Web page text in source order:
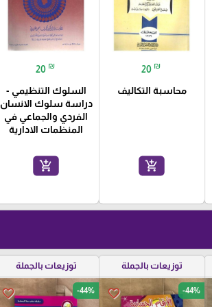
20 ₪
محاسبة التكاليف
add_shopping_cart
20 ₪
السلوك التنظيمي -
دراسة سلوك الانسان
الفردي والجماعي في
المنظمات الادارية
add_shopping_cart
توزيعات بالجملة
favorite_border -44%
توزيعات بالجملة
favorite_border -44%